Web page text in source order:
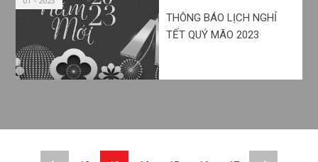
THÔNG BÁO LỊCH NGHỈ
TẾT QUÝ MÃO 2023